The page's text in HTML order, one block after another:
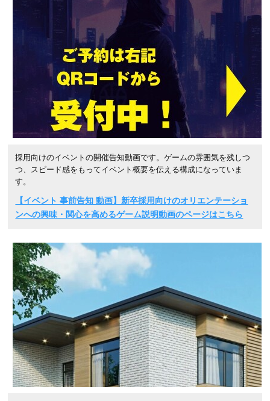
採用向けのイベントの開催告知動画です。ゲームの雰囲気を残しつ
つ、スピード感をもってイベント概要を伝える構成になっていま
す。
【イベント 事前告知 動画】新卒採用向けのオリエンテーショ
ンへの興味・関心を高めるゲーム説明動画のページはこちら